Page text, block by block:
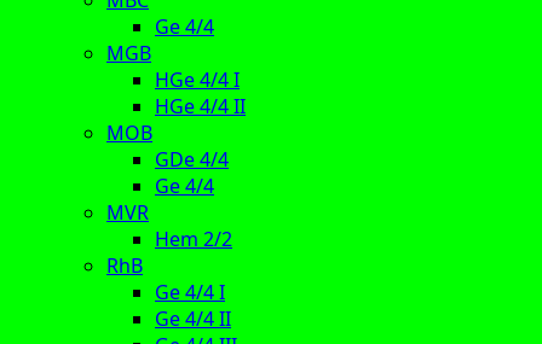
Ge 4/4
MGB
HGe 4/4 I
HGe 4/4 II
MOB
GDe 4/4
Ge 4/4
MVR
Hem 2/2
RhB
Ge 4/4 I
Ge 4/4 II